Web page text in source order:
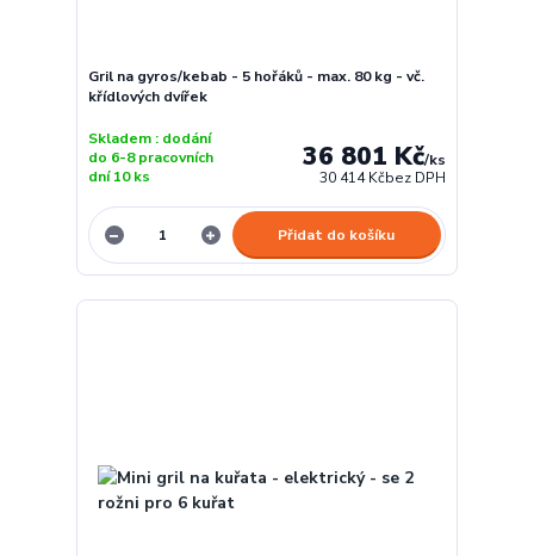
Gril na gyros/kebab - 5 hořáků - max. 80 kg - vč.
křídlových dvířek
36 801 Kč/ks
30 414 Kčbez DPH
Skladem : dodání
do 6-8 pracovních
dní 10 ks
Přidat do košíku